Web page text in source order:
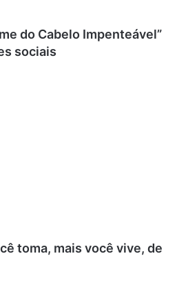
do Cabelo Impenteável”
sociais
toma, mais você vive, de